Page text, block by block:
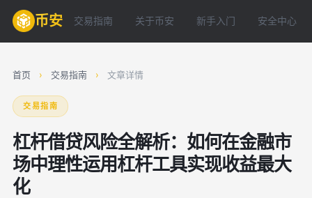
币安 交易指南 关于币安 新手入门 安全中心
首页 › 交易指南 › 文章详情
交易指南
杠杆借贷风险全解析：如何在金融市
场中理性运用杠杆工具实现收益最大
化